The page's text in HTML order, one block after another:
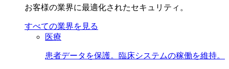
お客様の業界に最適化されたセキュリティ。
すべての業界を見る
医療
患者データを保護。臨床システムの稼働を維持。